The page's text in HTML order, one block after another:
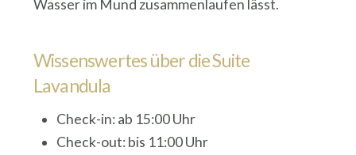
Wasser im Mund zusammenlaufen lässt.
Wissenswertes über die Suite
Lavandula
Check-in: ab 15:00 Uhr
Check-out: bis 11:00 Uhr